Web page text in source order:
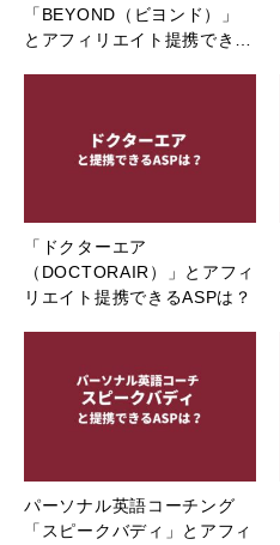
「BEYOND（ビヨンド）」
とアフィリエイト提携でき…
「ドクターエア
（DOCTORAIR）」とアフィ
リエイト提携できるASPは？
パーソナル英語コーチング
「スピークバディ」とアフィ